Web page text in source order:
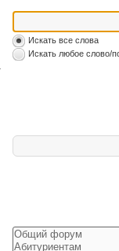
Искать все слова
Искать любое слово/